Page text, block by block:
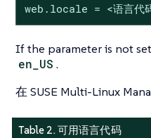
web.locale = <语言代
If the parameter is not
en_US .
在 SUSE Multi-Linux
Table 2. 可用语言代码